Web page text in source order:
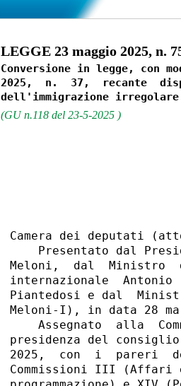
LEGGE 23 maggio 2025, n.
Conversione in legge, con
2025,  n.  37,  recante
(GU n.118 del 23-5-2025 )
Camera dei deputati
Presentato dal
Meloni,  dal  Ministro
internazionale
Piantedosi e dal
Meloni-I), in data 28
Assegnato  alla
presidenza del
2025,  con  i  pareri
Commissioni III